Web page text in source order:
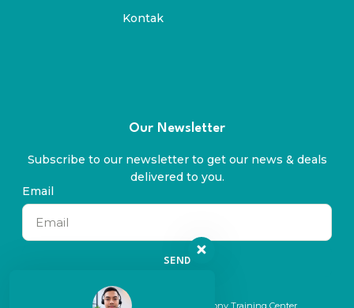
Kontak
Our Newsletter
Subscribe to our newsletter to get our news & deals
delivered to you.
Email
SEND
© 2024 All rights reserved. By Symphony Training Center